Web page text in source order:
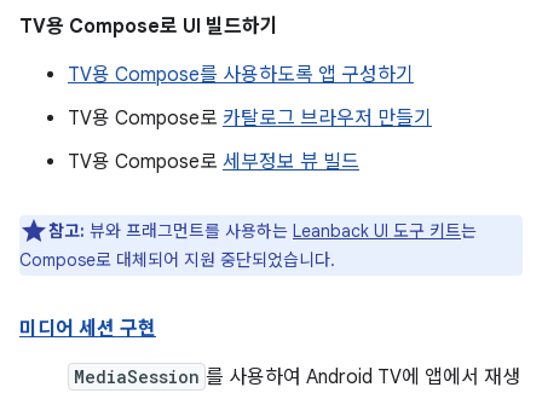
TV용 Compose로 UI 빌드하기
TV용 Compose를 사용하도록 앱 구성하기
TV용 Compose로 카탈로그 브라우저 만들기
TV용 Compose로 세부정보 뷰 빌드
참고: 뷰와 프래그먼트를 사용하는 Leanback UI 도구 키트는
Compose로 대체되어 지원 중단되었습니다.
미디어 세션 구현
MediaSession 를 사용하여 Android TV에 앱에서 재생